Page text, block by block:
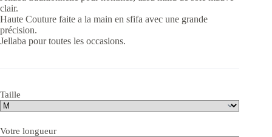
clair.
Haute Couture faite a la main en sfifa avec une grande
précision.
Jellaba pour toutes les occasions.
Taille
Votre longueur